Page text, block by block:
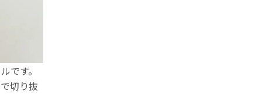
です。
切り抜